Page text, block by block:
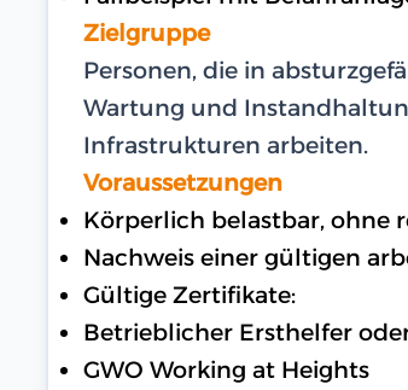
Zielgruppe
Personen, die in
Wartung und
Infrastrukturen arbeiten.
Voraussetzungen
Körperlich belastbar, ohne
Nachweis einer gültigen
Gültige Zertifikate:
Betrieblicher Ersthelfer
GWO Working at Heights